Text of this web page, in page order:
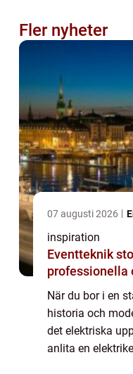
Fler nyheter
07 augusti 2026
inspiration
Eventteknik stockholm
professionella
När du bor i en
historia och
det elektriska
anlita en